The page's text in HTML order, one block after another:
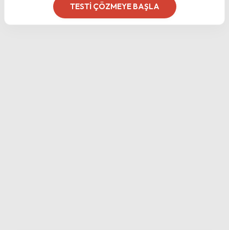
TESTI ÇÖZMEYE BAŞLA